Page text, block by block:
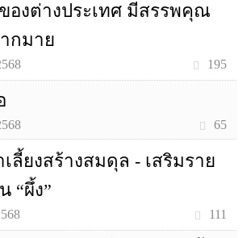
องต่างประเทศ มีสรรพคุณ
กมาย
195
65
ลี้ยงสร้างสมดุล - เสริมราย
“ผึ้ง”
111